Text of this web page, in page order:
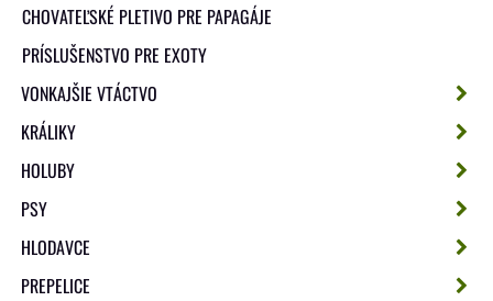
CHOVATEĽSKÉ PLETIVO PRE PAPAGÁJE
PRÍSLUŠENSTVO PRE EXOTY
VONKAJŠIE VTÁCTVO
KRÁLIKY
HOLUBY
PSY
HLODAVCE
PREPELICE